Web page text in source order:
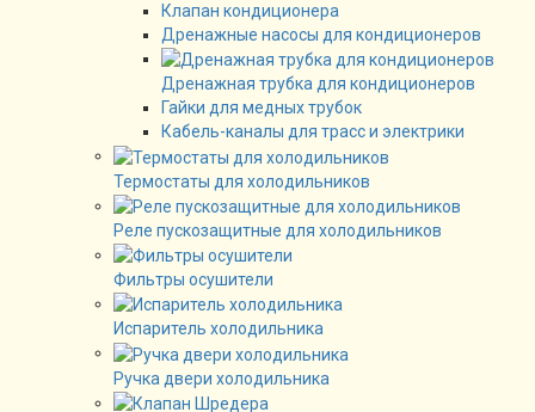
Клапан кондиционера
Дренажные насосы для кондиционеров
Дренажная трубка для кондиционеров
Гайки для медных трубок
Кабель-каналы для трасс и электрики
Термостаты для холодильников
Реле пускозащитные для холодильников
Фильтры осушители
Испаритель холодильника
Ручка двери холодильника